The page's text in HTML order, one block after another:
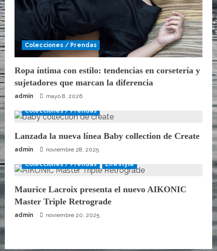
Colecciones / Prendas
Ropa íntima con estilo: tendencias en corsetería y
sujetadores que marcan la diferencia
admin mayo 8, 2026
Colecciones / Prendas
Lanzada la nueva línea Baby collection de Create
admin noviembre 28, 2025
Colecciones / Prendas Lifestyle
Maurice Lacroix presenta el nuevo AIKONIC
Master Triple Retrograde
admin noviembre 20, 2025